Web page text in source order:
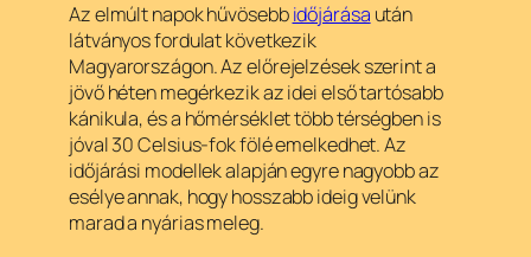
Az elmúlt napok hűvösebbidőjárása után
látványos fordulat következik
Magyarországon. Az előrejelzések szerint a
jövő héten megérkezik az idei első tartósabb
kánikula, és a hőmérséklet több térségben is
jóval 30 Celsius-fok fölé emelkedhet. Az
időjárási modellek alapján egyre nagyobb az
esélye annak, hogy hosszabb ideig velünk
marad a nyárias meleg.